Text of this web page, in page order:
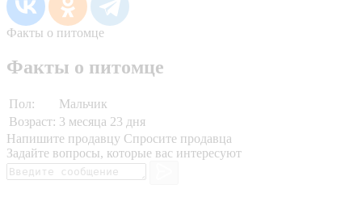
Факты о питомце
Факты о питомце
Пол:
Мальчик
Возраст: 3 месяца 23 дня
Напишите продавцу Спросите продавца
Задайте вопросы, которые вас интересуют